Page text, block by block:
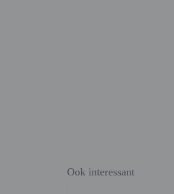
Ook interessant